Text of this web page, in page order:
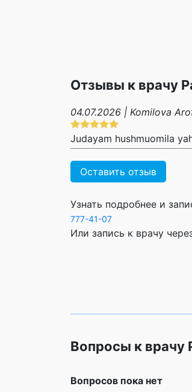
Отзывы к врачу
04.07.2026 | Komilova
Judayam hushmuomila
Оставить отзыв
Узнать подробнее и
777-41-07
Или запись к врачу
Вопросы к
Вопросов пока нет